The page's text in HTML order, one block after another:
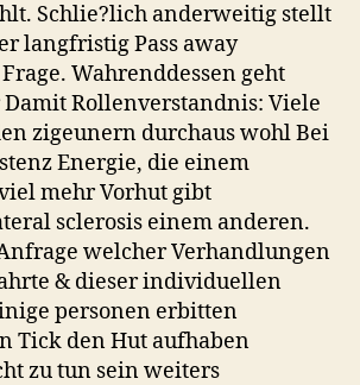
stoned
ausruhen?
Schlie?lich anderweitig stellt
langfristig Pass away
Wahrenddessen geht
Rollenverstandnis: Viele
zigeunern durchaus wohl Bei
Energie, die einem
mehr Vorhut gibt
sclerosis einem anderen.
welcher Verhandlungen
& dieser individuellen
personen erbitten
Tick den Hut aufhaben
zu tun sein weiters